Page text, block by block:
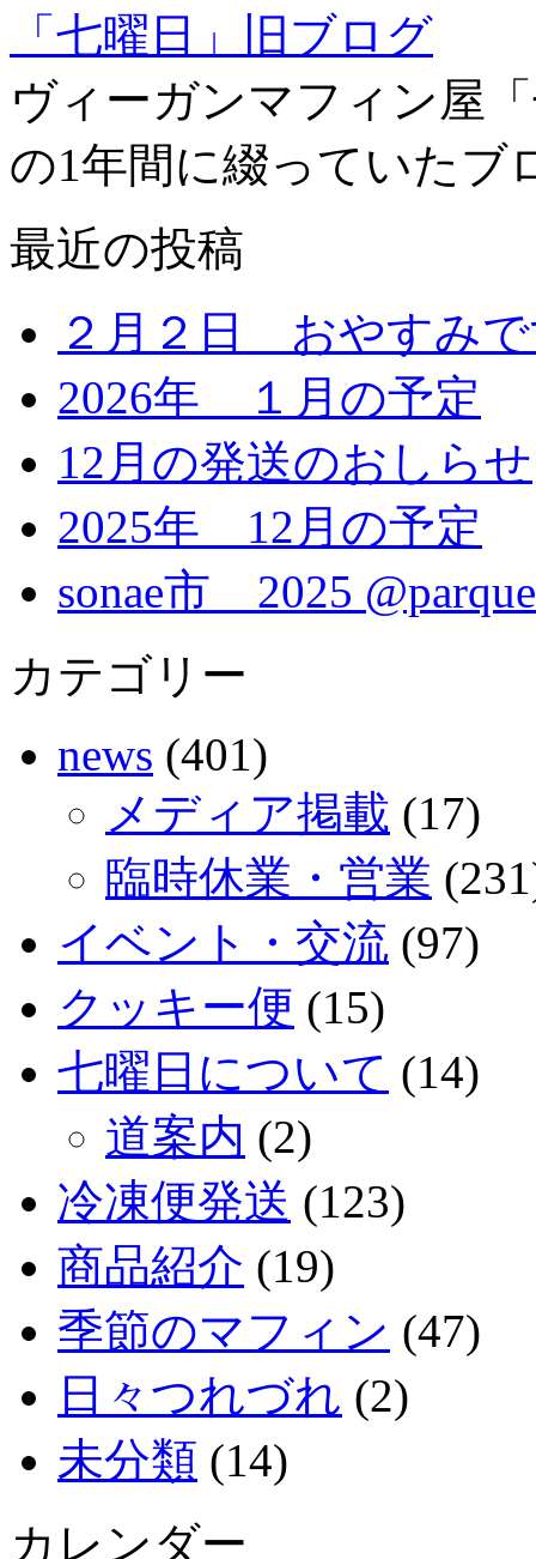
「七曜日」旧ブログ
ヴィーガンマフィン屋
の1年間に綴っていたブ
最近の投稿
２月２日 おやすみ
2026年 １月の予定
12月の発送のおしらせ
2025年 12月の予定
sonae市 2025 @parque
カテゴリー
news (401)
メディア掲載 (17)
臨時休業・営業
イベント・交流 (97)
クッキー便 (15)
七曜日について (14)
道案内 (2)
冷凍便発送 (123)
商品紹介 (19)
季節のマフィン (47)
日々つれづれ (2)
未分類 (14)
カレンダー